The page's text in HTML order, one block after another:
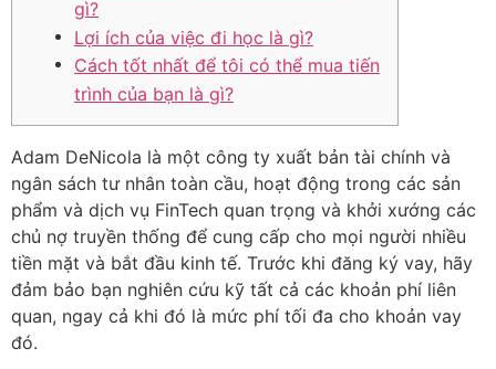
gì?
Lợi ích của việc đi học là gì?
Cách tốt nhất để tôi có thể mua tiến
trình của bạn là gì?
Adam DeNicola là một công ty xuất bản tài chính và
ngân sách tư nhân toàn cầu, hoạt động trong các sản
phẩm và dịch vụ FinTech quan trọng và khởi xướng các
chủ nợ truyền thống để cung cấp cho mọi người nhiều
tiền mặt và bắt đầu kinh tế. Trước khi đăng ký vay, hãy
đảm bảo bạn nghiên cứu kỹ tất cả các khoản phí liên
quan, ngay cả khi đó là mức phí tối đa cho khoản vay
đó.